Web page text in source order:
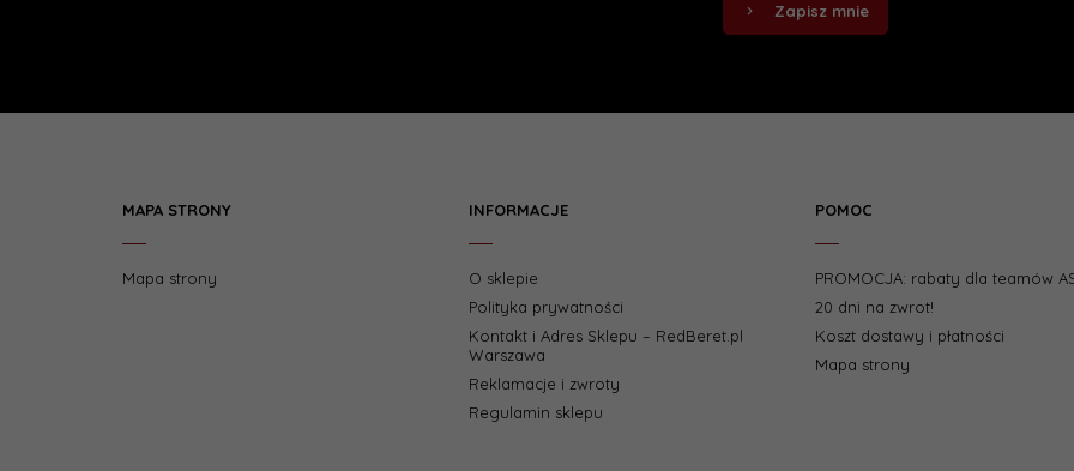
Zapisz mnie
MAPA STRONY
Mapa strony
INFORMACJE
O sklepie
Polityka prywatności
Kontakt i Adres Sklepu – RedBeret.pl
Warszawa
Reklamacje i zwroty
Regulamin sklepu
POMOC
PROMOCJA: rabaty dla teamów
20 dni na zwrot!
Koszt dostawy i płatności
Mapa strony